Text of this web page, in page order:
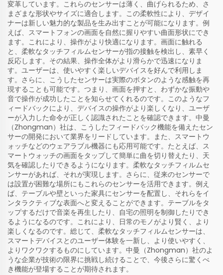
変革しています。これらのセンサーは薄く、曲げられるため、さ
まざまな形状やサイズに適合します。この柔軟性により、デザイ
ナーは新しい魅力的な製品を生み出すことが可能になります。例
えば、スマートフォンの画面を自然に握りやすい曲面形状にでき
ます。これにより、操作がより快適になります。画面に触れる
と、柔軟なタッチフィルムセンサーが指の接触を検出し、素早く
反応します。その結果、操作全体がより滑らかで迅速になりま
す。ユーザーは、使いやすく楽しいデバイスを好んで利用しま
す。さらに、こうしたセンサーは実際のボタンのような感触を再
現することも可能です。つまり、画面を押すと、わずかな振動や
音で操作が成功したことを知らせてくれるのです。このようなフ
ィードバックにより、デバイスの操作がより楽しくなり、ユーザ
ーが入力した命令が正しく認識されたことを確認できます。中曼
（Zhongman）社は、こうしたフィードバック機能を備えたセン
サーの開発において業界をリードしています。また、スマートウ
ォッチなどのウェアラブル機器にも応用可能です。たとえば、ス
マートウォッチの画面をタップして簡単に曲を切り替えたり、天
気を確認したりできるようになります。柔軟なタッチフィルムセ
ンサーがあれば、それが実現します。さらに、従来のセンサーで
は設置が困難な場所にもこれらのセンサーを活用できます。例え
ば、テーブルや壁といった家具にセンサーを配置し、それらをイ
ンタラクティブな表面へと変えることができます。テーブルをタ
ップするだけで音楽を再生したり、自宅の照明を制御したりでき
るようになるのです。これにより、日常のモノがより賢く、より
楽しくなるのです。総じて、柔軟なタッチフィルムセンサーは、
スマートデバイスとのユーザー体験を一新し、より使いやすく、
よりワクワクするものにしています。中曼（Zhongman）社のよ
うな企業が技術の限界に挑戦し続けることで、今後さらに驚くべ
き機能が登場することが期待されます。